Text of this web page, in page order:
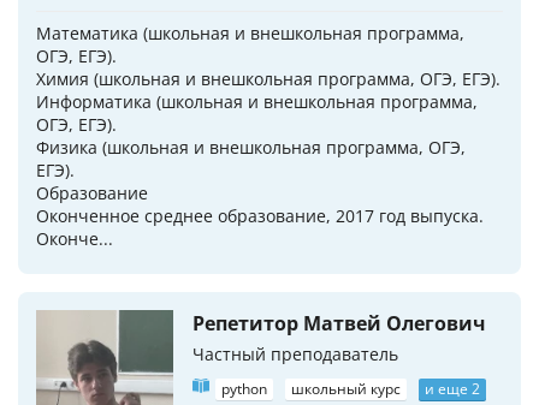
Математика (школьная и внешкольная программа,
ОГЭ, ЕГЭ).
Химия (школьная и внешкольная программа, ОГЭ, ЕГЭ).
Информатика (школьная и внешкольная программа,
ОГЭ, ЕГЭ).
Физика (школьная и внешкольная программа, ОГЭ,
ЕГЭ).
Образование
Оконченное среднее образование, 2017 год выпуска.
Оконче...
Репетитор Матвей Олегович
Частный преподаватель
python школьный курс
и еще 2